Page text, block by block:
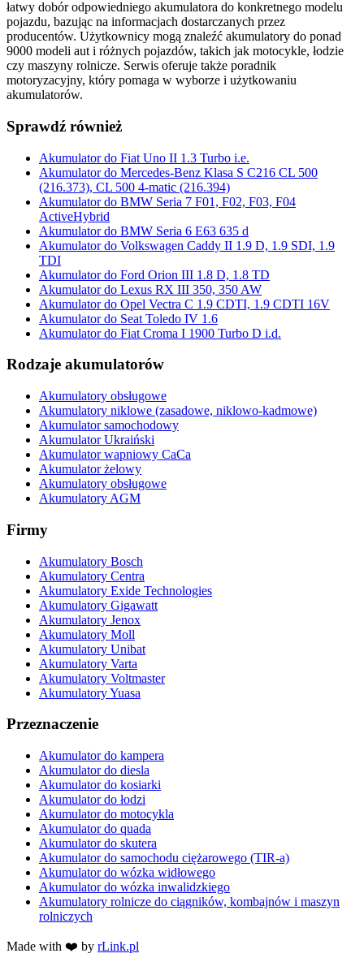
łatwy dobór odpowiedniego akumulatora do konkretnego modelu
pojazdu, bazując na informacjach dostarczanych przez
producentów. Użytkownicy mogą znaleźć akumulatory do ponad
9000 modeli aut i różnych pojazdów, takich jak motocykle, łodzie
czy maszyny rolnicze. Serwis oferuje także poradnik
motoryzacyjny, który pomaga w wyborze i użytkowaniu
akumulatorów.
Sprawdź również
Akumulator do Fiat Uno II 1.3 Turbo i.e.
Akumulator do Mercedes-Benz Klasa S C216 CL 500
(216.373), CL 500 4-matic (216.394)
Akumulator do BMW Seria 7 F01, F02, F03, F04
ActiveHybrid
Akumulator do BMW Seria 6 E63 635 d
Akumulator do Volkswagen Caddy II 1.9 D, 1.9 SDI, 1.9
TDI
Akumulator do Ford Orion III 1.8 D, 1.8 TD
Akumulator do Lexus RX III 350, 350 AW
Akumulator do Opel Vectra C 1.9 CDTI, 1.9 CDTI 16V
Akumulator do Seat Toledo IV 1.6
Akumulator do Fiat Croma I 1900 Turbo D i.d.
Rodzaje akumulatorów
Akumulatory obsługowe
Akumulatory niklowe (zasadowe, niklowo-kadmowe)
Akumulator samochodowy
Akumulator Ukraiński
Akumulator wapniowy CaCa
Akumulator żelowy
Akumulatory obsługowe
Akumulatory AGM
Firmy
Akumulatory Bosch
Akumulatory Centra
Akumulatory Exide Technologies
Akumulatory Gigawatt
Akumulatory Jenox
Akumulatory Moll
Akumulatory Unibat
Akumulatory Varta
Akumulatory Voltmaster
Akumulatory Yuasa
Przeznaczenie
Akumulator do kampera
Akumulator do diesla
Akumulator do kosiarki
Akumulator do łodzi
Akumulator do motocykla
Akumulator do quada
Akumulator do skutera
Akumulator do samochodu ciężarowego (TIR-a)
Akumulator do wózka widłowego
Akumulator do wózka inwalidzkiego
Akumulatory rolnicze do ciągników, kombajnów i maszyn
rolniczych
Made with ❤️ by rLink.pl